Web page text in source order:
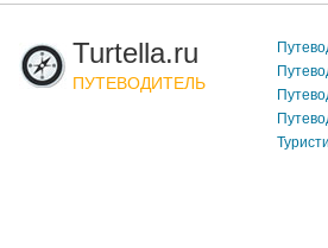
Turtella.ru
ПУТЕВОДИТЕЛЬ